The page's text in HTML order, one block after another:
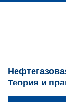
Теория и